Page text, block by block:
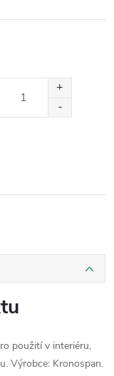
použití v interiéru,
Výrobce: Kronospan.